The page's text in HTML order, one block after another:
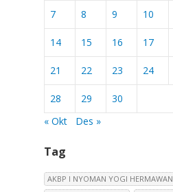
7 8 9 10
14 15 16 17
21 22 23 24
28 29
30
« Okt
Des »
Tag
AKBP I NYOMAN YOGI HERMAWAN